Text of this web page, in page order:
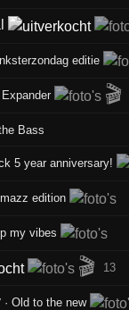
editie
🎬
Bass
5 year anniversary!
edition
my vibes
🎬 13
·Old to the new